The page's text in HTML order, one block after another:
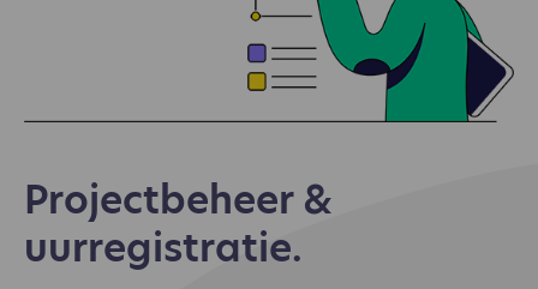
Projectbeheer &
uurregistratie.